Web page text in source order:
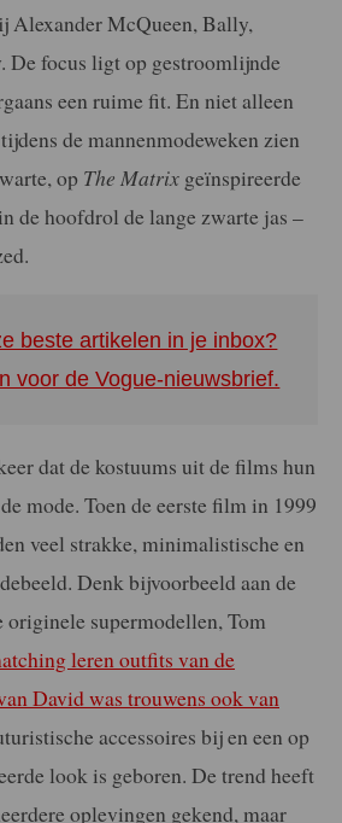
Alexander McQueen, Bally,
De focus ligt op gestroomlijnde
een ruime fit. En niet alleen
de mannenmodeweken zien
op The Matrix geïnspireerde
de hoofdrol de lange zwarte jas –
beste artikelen in je inbox?
voor de Vogue-nieuwsbrief.
dat de kostuums uit de films hun
mode. Toen de eerste film in 1999
veel strakke, minimalistische en
Denk bijvoorbeeld aan de
supermodellen, Tom
leren outfits van de
David was trouwens ook van
accessoires bij en een op
look is geboren. De trend heeft
oplevingen gekend, maar